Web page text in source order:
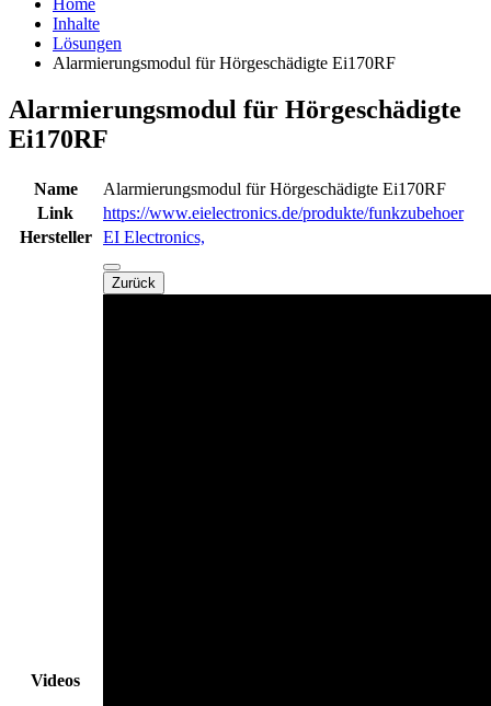
Home
Inhalte
Lösungen
Alarmierungsmodul für Hörgeschädigte Ei170RF
Alarmierungsmodul für Hörgeschädigte
Ei170RF
Name
Alarmierungsmodul für Hörgeschädigte Ei170RF
Link
https://www.eielectronics.de/produkte/funkzubehoer
Hersteller
EI Electronics,
Videos
Zurück